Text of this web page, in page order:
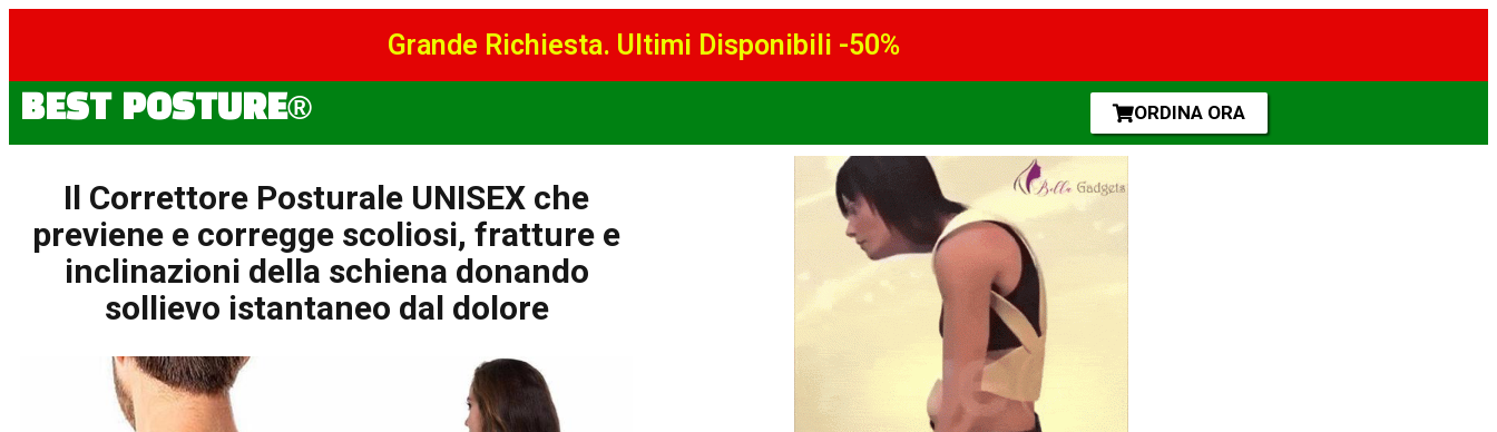
Grande Richiesta. Ultimi Disponibili -50%
BEST POSTURE® ORDINA ORA
Il Correttore Posturale UNISEX che
previene e corregge scoliosi, fratture e
inclinazioni della schiena donando
sollievo istantaneo dal dolore